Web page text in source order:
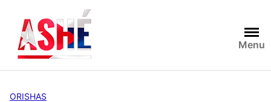
contenido
Menu
ORISHAS